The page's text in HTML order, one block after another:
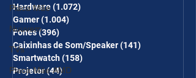
Placa Mãe
Nuuvem
TVs
Placa Mãe AMD
Hardware(1.072)
Gamer(1.004)
Fones(396)
Caixinhas de Som/Speaker(141)
Smartwatch(158)
Projetor(44)44 posts